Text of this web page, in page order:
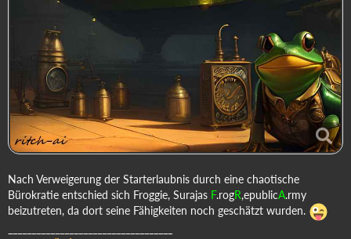
Nach Verweigerung der Starterlaubnis durch eine chaotische
Bürokratie entschied sich Froggie, Surajas F.rogR,epublicA.rmy
beizutreten, da dort seine Fähigkeiten noch geschätzt wurden.